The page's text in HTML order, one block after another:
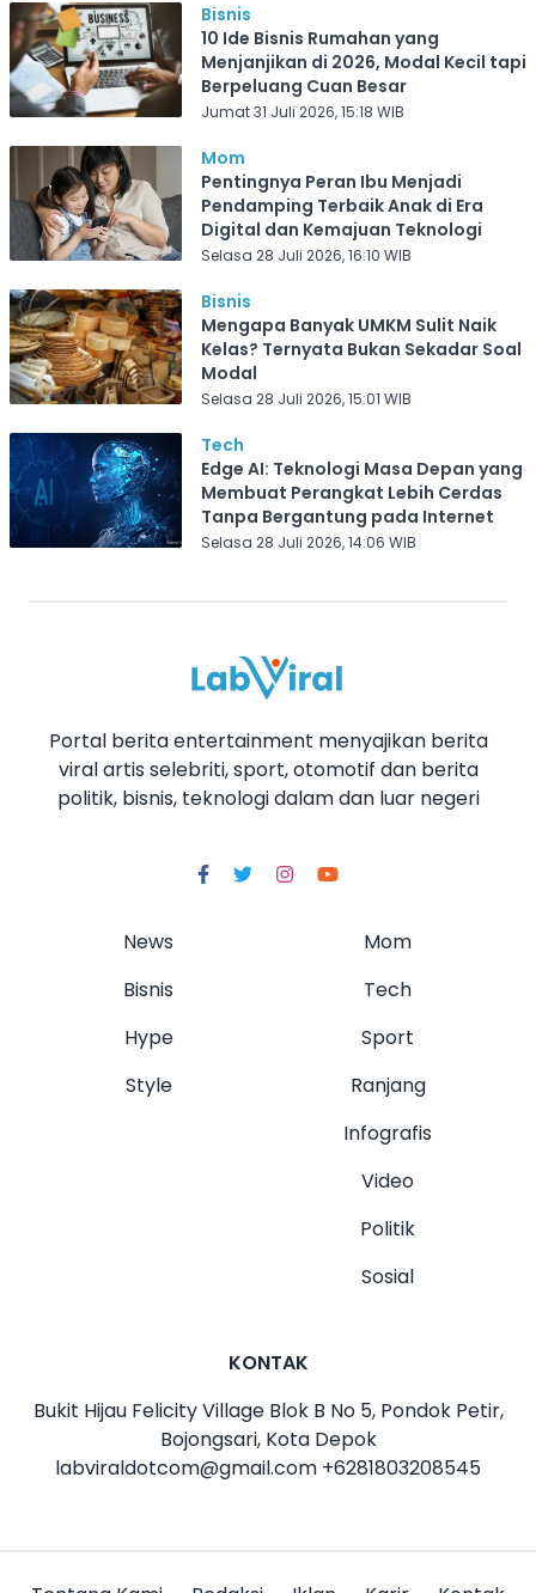
Bisnis
10 Ide Bisnis Rumahan yang
Menjanjikan di 2026, Modal Kecil tapi
Berpeluang Cuan Besar
Jumat 31 Juli 2026, 15:18 WIB
Mom
Pentingnya Peran Ibu Menjadi
Pendamping Terbaik Anak di Era
Digital dan Kemajuan Teknologi
Selasa 28 Juli 2026, 16:10 WIB
Bisnis
Mengapa Banyak UMKM Sulit Naik
Kelas? Ternyata Bukan Sekadar Soal
Modal
Selasa 28 Juli 2026, 15:01 WIB
Tech
Edge AI: Teknologi Masa Depan yang
Membuat Perangkat Lebih Cerdas
Tanpa Bergantung pada Internet
Selasa 28 Juli 2026, 14:06 WIB
Portal berita entertainment menyajikan berita
viral artis selebriti, sport, otomotif dan berita
politik, bisnis, teknologi dalam dan luar negeri
News
Bisnis
Hype
Style
Mom
Tech
Sport
Ranjang
Infografis
Video
Politik
Sosial
KONTAK
Bukit Hijau Felicity Village Blok B No 5, Pondok Petir,
Bojongsari, Kota Depok
labviraldotcom@gmail.com +6281803208545